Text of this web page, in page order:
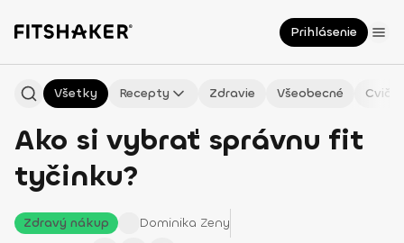
Prihlásenie
Všetky Recepty Zdravie Všeobecné
Ako si vybrať správnu fit
tyčinku?
Zdravý nákup Dominika Zeny